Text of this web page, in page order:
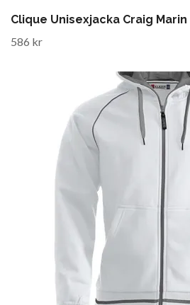
Clique Unisexjacka Craig Marin
586 kr